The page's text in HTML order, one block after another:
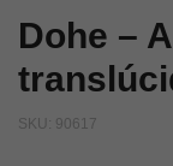
Dohe –
SKU: 90617